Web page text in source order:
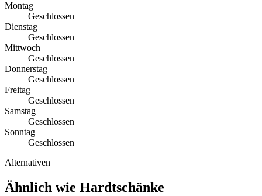
Montag
Geschlossen
Dienstag
Geschlossen
Mittwoch
Geschlossen
Donnerstag
Geschlossen
Freitag
Geschlossen
Samstag
Geschlossen
Sonntag
Geschlossen
Alternativen
Ähnlich wie Hardtschänke